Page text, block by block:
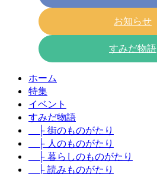
お知らせ
すみだ物語
ホーム
特集
イベント
すみだ物語
├ 街のものがたり
├ 人のものがたり
├ 暮らしのものがたり
├ 読みものがたり